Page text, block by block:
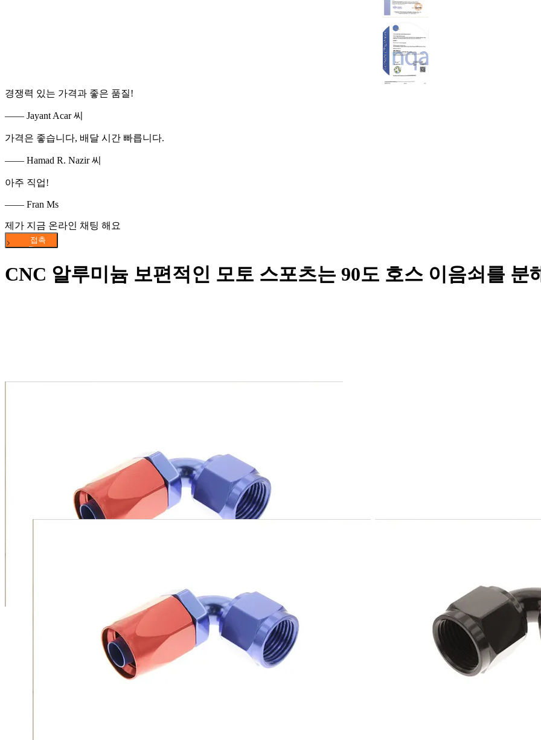
경쟁력 있는 가격과 좋은 품질!
—— Jayant Acar 씨
가격은 좋습니다, 배달 시간 빠릅니다.
—— Hamad R. Nazir 씨
아주 직업!
—— Fran Ms
제가 지금 온라인 채팅 해요
CNC 알루미늄 보편적인 모토 스포츠는 90도 호스 이음쇠를 분